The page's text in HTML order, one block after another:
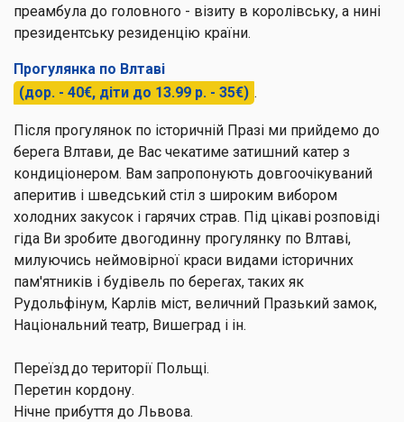
преамбула до головного - візиту в королівську, а нині
президентську резиденцію країни.
Прогулянка по Влтаві
(дор. - 40€, діти до 13.99 р. - 35€) .
Після прогулянок по історичній Празі ми прийдемо до
берега Влтави, де Вас чекатиме затишний катер з
кондиціонером. Вам запропонують довгоочікуваний
аперитив і шведський стіл з широким вибором
холодних закусок і гарячих страв. Під цікаві розповіді
гіда Ви зробите двогодинну прогулянку по Влтаві,
милуючись неймовірної краси видами історичних
пам'ятників і будівель по берегах, таких як
Рудольфінум, Карлів міст, величний Празький замок,
Національний театр, Вишеград і ін.
Переїзд до території Польщі.
Перетин кордону.
Нічне прибуття до Львова.